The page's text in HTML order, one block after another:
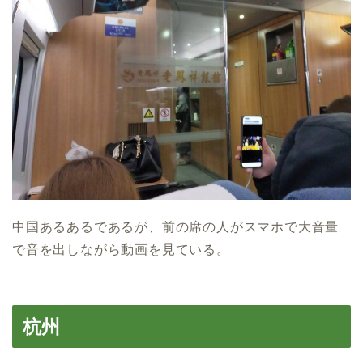
中国あるあるであるが、前の席の人がスマホで大音量
で音を出しながら動画を見ている。
杭州